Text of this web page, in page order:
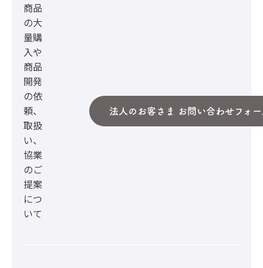
商品
の大
量購
入や
商品
開発
の依
頼、
取扱
い、
協業
のご
提案
につ
いて
法人のお客さま お問い合わせフォー